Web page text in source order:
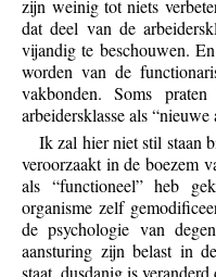
zijn weinig tot niets
dat deel van de
vijandig te beschouwen.
worden van de
vakbonden. Soms
arbeidersklasse als “nieuwe
Ik zal hier niet stil staan
veroorzaakt in de boezem
als “functioneel” heb
organisme zelf
de psychologie van
aansturing zijn belast in
staat, dusdanig is